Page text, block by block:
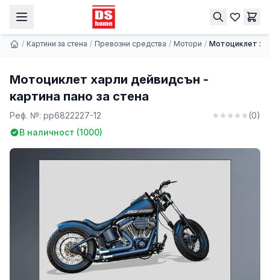
/ Картини за стена / Превозни средства / Мотори / Мотоциклет
Мотоциклет харли дейвидсън -
картина пано за стена
Реф. №: pp6822227-12 (0)
В наличност (1000)
9.74 € | 19.05 лв. Купи